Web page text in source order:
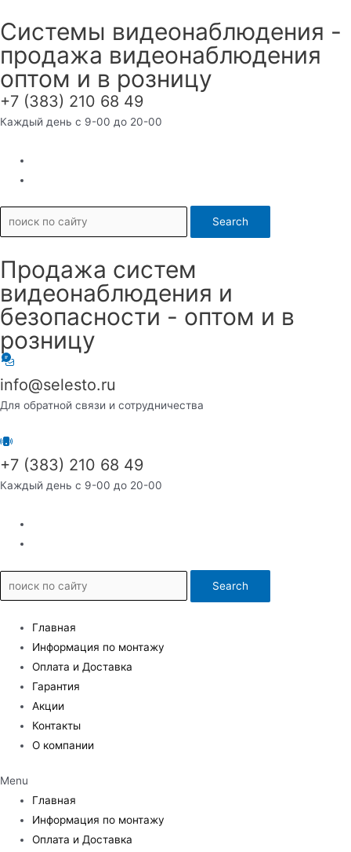
к
содержимому
Системы видеонаблюдения -
продажа видеонаблюдения
оптом и в розницу
+7 (383) 210 68 49
Каждый день с 9-00 до 20-00
Search
Продажа систем
видеонаблюдения и
безопасности - оптом и в
розницу
info@selesto.ru
Для обратной связи и сотрудничества
+7 (383) 210 68 49
Каждый день с 9-00 до 20-00
Search
Главная
Информация по монтажу
Оплата и Доставка
Гарантия
Акции
Контакты
О компании
Menu
Главная
Информация по монтажу
Оплата и Доставка